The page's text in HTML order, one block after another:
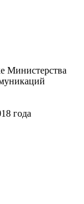
Министерства
года